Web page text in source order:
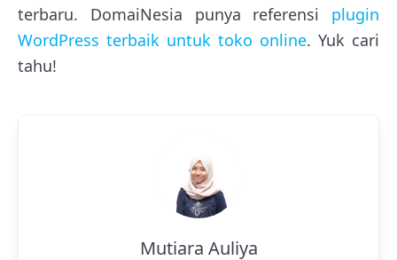
terbaru. DomaiNesia punya referensi plugin
WordPress terbaik untuk toko online. Yuk cari
tahu!
Mutiara Auliya